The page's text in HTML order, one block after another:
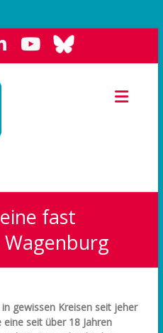
fast
gewissen Kreisen seit jeher
seit über 18 Jahren